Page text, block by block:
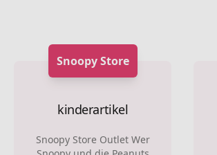
Snoopy Store
kinderartikel
Snoopy Store Outlet Wer